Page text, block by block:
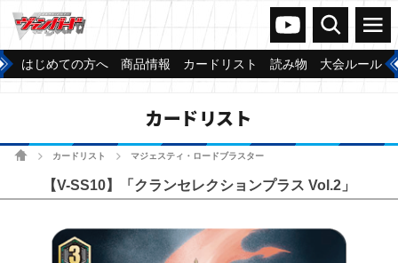
ヴァンガードch
検索 メニュー
はじめての方へ 商品情報 カードリスト 読み物 大会ルール
カードリスト
ホームカードリスト マジェスティ・ロードブラスター
【V-SS10】「クランセレクションプラス Vol.2」